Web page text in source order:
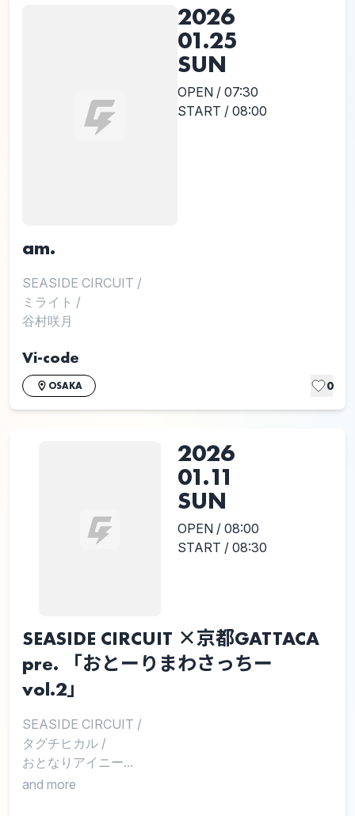
2026
01.25
SUN
OPEN / 07:30
START / 08:00
am.
SEASIDE CIRCUIT /
ミライト /
谷村咲月
Vi-code
OSAKA 0
2026
01.11
SUN
OPEN / 08:00
START / 08:30
SEASIDE CIRCUIT ×京都GATTACA
pre. 「おとーりまわさっちー
vol.2」
SEASIDE CIRCUIT /
タグチヒカル /
おとなりアイニー...
and more